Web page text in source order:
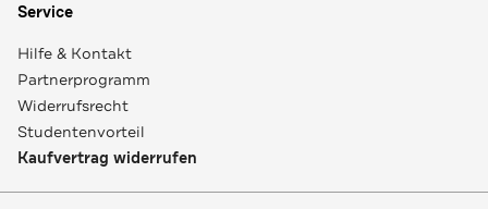
Service
Hilfe & Kontakt
Partnerprogramm
Widerrufsrecht
Studentenvorteil
Kaufvertrag widerrufen